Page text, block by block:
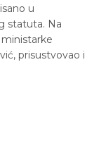
u
statuta. Na
prisustvovao i